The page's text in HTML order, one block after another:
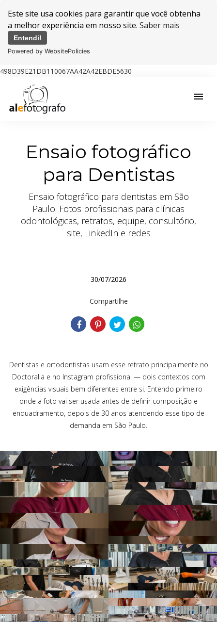
Este site usa cookies para garantir que você obtenha
a melhor experiência em nosso site. Saber mais
Entendi!
Powered by WebsitePolicies
498D39E21DB110067AA42A42EBDE5630
menu
Ensaio fotográfico
para Dentistas
Ensaio fotográfico para dentistas em São
Paulo. Fotos profissionais para clínicas
odontológicas, retratos, equipe, consultório,
site, LinkedIn e redes
30/07/2026
Compartilhe
Dentistas e ortodontistas usam esse retrato principalmente no
Doctoralia e no Instagram profissional — dois contextos com
exigências visuais bem diferentes entre si. Entendo primeiro
onde a foto vai ser usada antes de definir composição e
enquadramento, depois de 30 anos atendendo esse tipo de
demanda em São Paulo.